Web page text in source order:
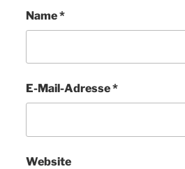
Name*
E-Mail-Adresse*
Website